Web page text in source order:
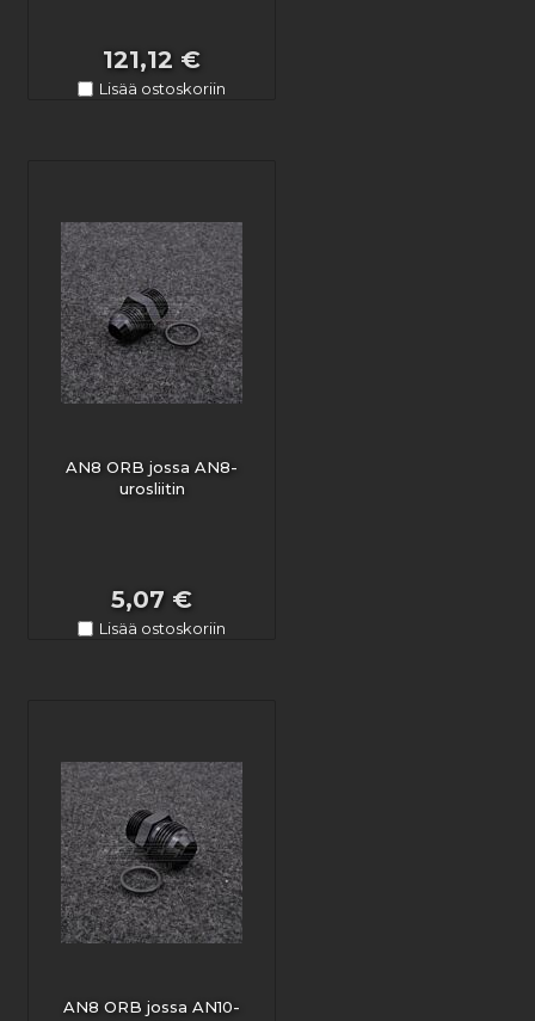
121,12 €
Lisää ostoskoriin
AN8 ORB jossa AN8-
urosliitin
5,07 €
Lisää ostoskoriin
AN8 ORB jossa AN10-